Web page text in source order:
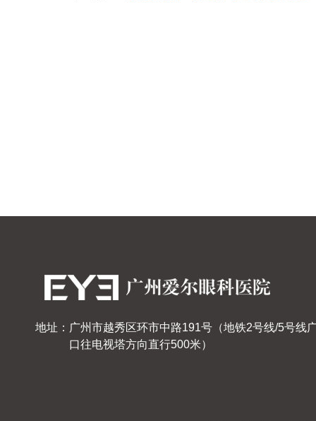
地址：广州市越秀区环市中路191号（地铁2号线/5号线
口往电视塔方向直行500米）